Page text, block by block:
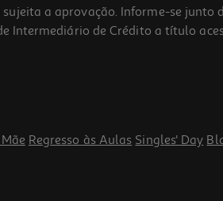
a aprovação. Informe-se junto
Intermediário de Crédito a título
Regresso às Aulas Singles' Day